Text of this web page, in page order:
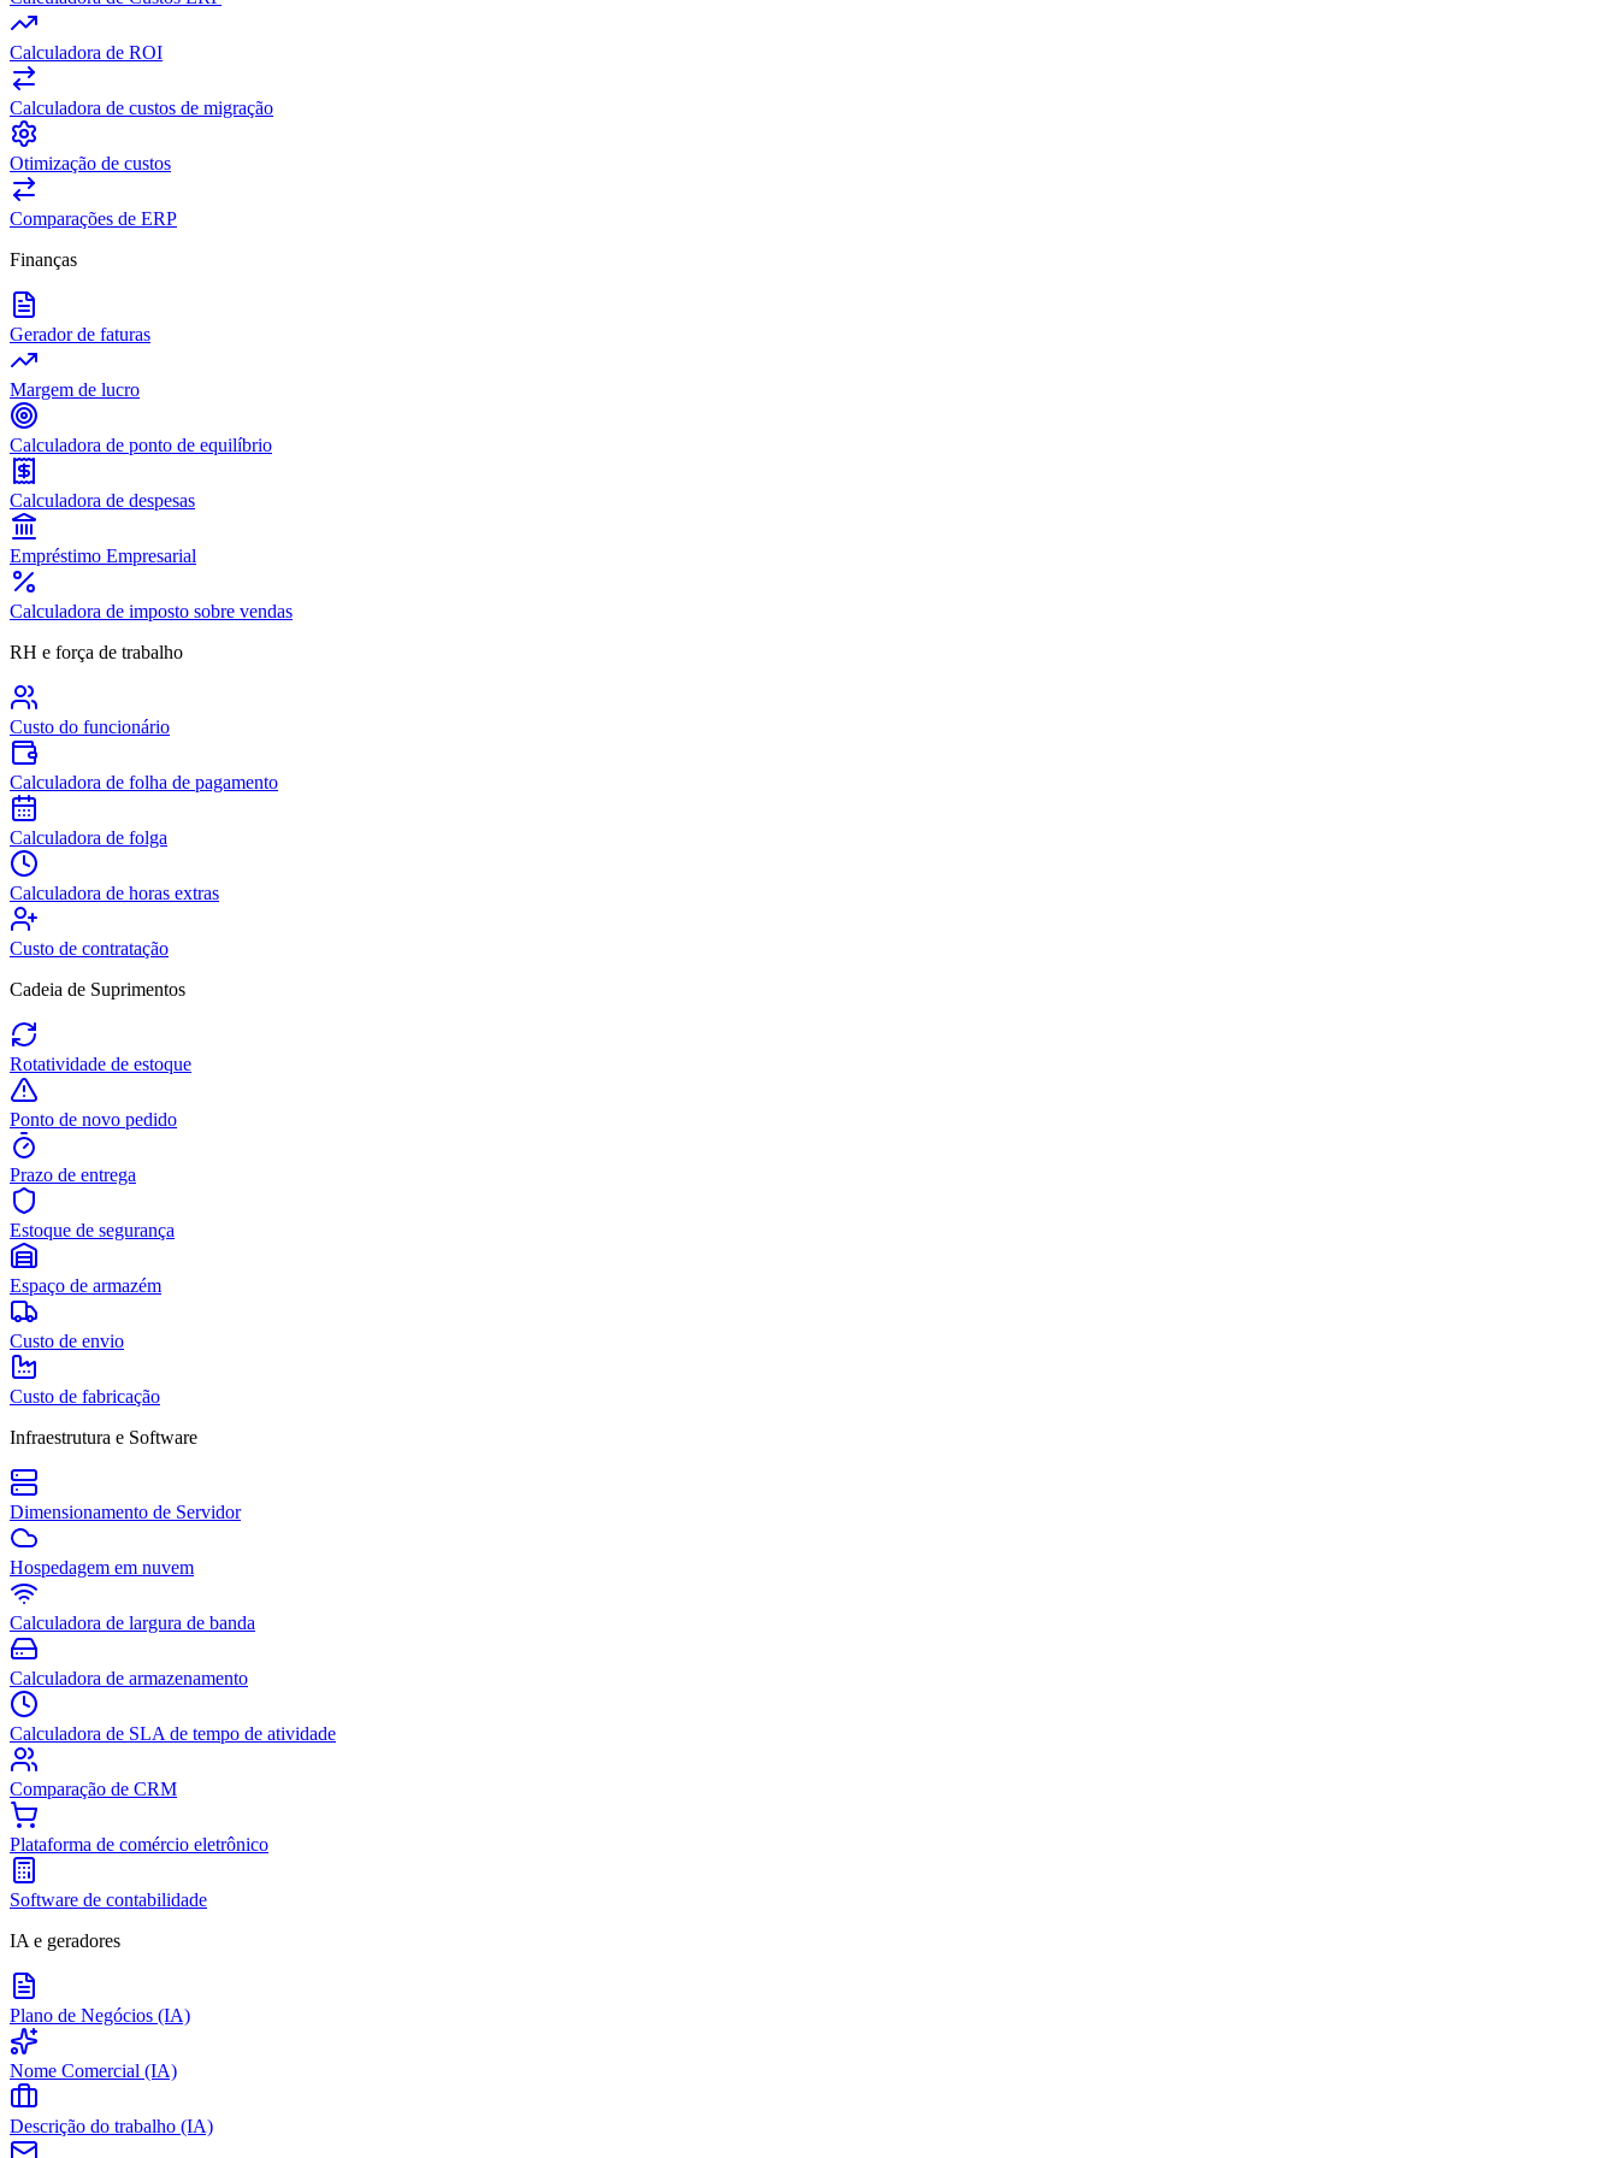
Calculadora de ROI
Calculadora de custos de migração
Otimização de custos
Comparações de ERP
Finanças
Gerador de faturas
Margem de lucro
Calculadora de ponto de equilíbrio
Calculadora de despesas
Empréstimo Empresarial
Calculadora de imposto sobre vendas
RH e força de trabalho
Custo do funcionário
Calculadora de folha de pagamento
Calculadora de folga
Calculadora de horas extras
Custo de contratação
Cadeia de Suprimentos
Rotatividade de estoque
Ponto de novo pedido
Prazo de entrega
Estoque de segurança
Espaço de armazém
Custo de envio
Custo de fabricação
Infraestrutura e Software
Dimensionamento de Servidor
Hospedagem em nuvem
Calculadora de largura de banda
Calculadora de armazenamento
Calculadora de SLA de tempo de atividade
Comparação de CRM
Plataforma de comércio eletrônico
Software de contabilidade
IA e geradores
Plano de Negócios (IA)
Nome Comercial (IA)
Descrição do trabalho (IA)